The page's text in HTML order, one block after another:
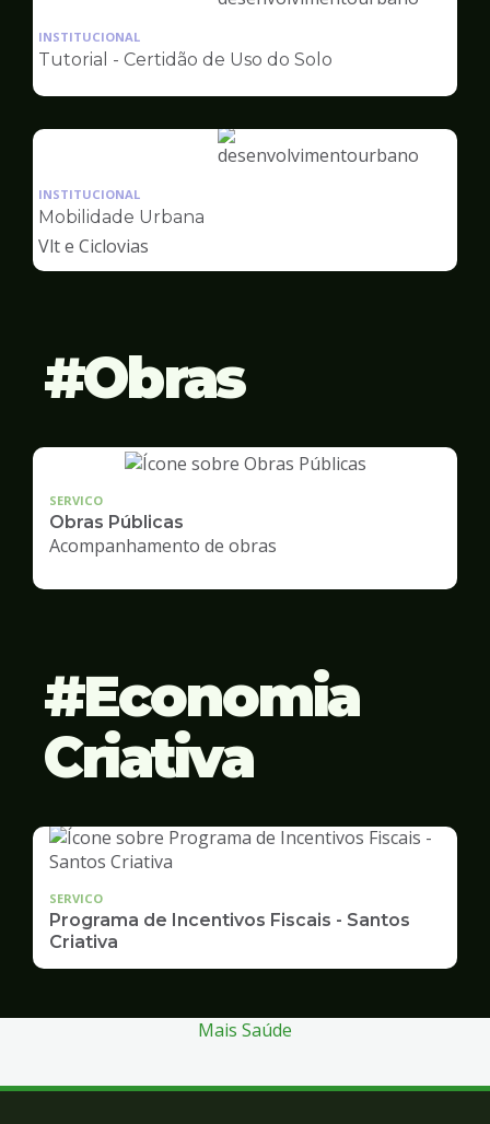
Ilustração
pagina
Desenvolvimento
Urbano
INSTITUCIONAL
Tutorial - Certidão de Uso do Solo
Ilustração
INSTITUCIONAL
Mobilidade Urbana
Vlt e Ciclovias
Obras
SERVICO
Obras Públicas
Acompanhamento de obras
Economia
Criativa
SERVICO
Programa de Incentivos Fiscais - Santos
Criativa
Mais Saúde